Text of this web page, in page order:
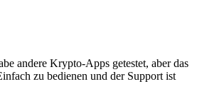
andere Krypto-Apps getestet, aber das
zu bedienen und der Support ist